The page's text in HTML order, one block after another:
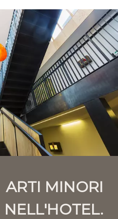
ARTI MINORI
NELL'HOTEL.